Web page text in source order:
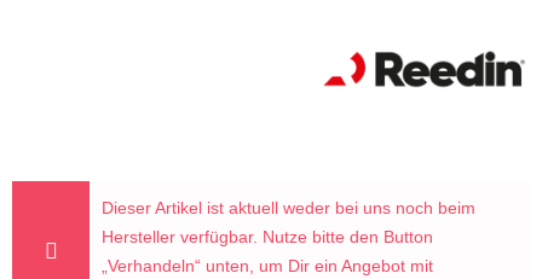
Dieser Artikel ist aktuell weder bei uns noch beim
Hersteller verfügbar. Nutze bitte den Button
„Verhandeln“ unten, um Dir ein Angebot mit